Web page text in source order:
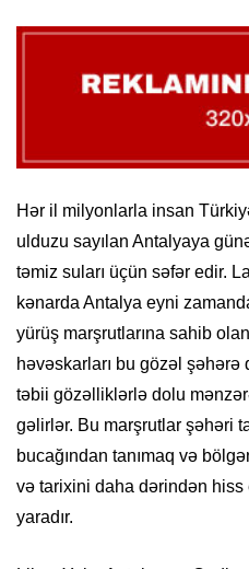
Hər il milyonlarla insan
ulduzu sayılan Antalyaya
təmiz suları üçün səfər edir.
kənarda Antalya eyni
yürüş marşrutlarına sahib
həvəskarları bu gözəl
təbii gözəlliklərlə dolu
gəlirlər. Bu marşrutlar şəhəri
bucağından tanımaq və
və tarixini daha dərindən
yaradır.